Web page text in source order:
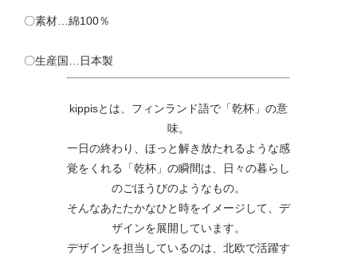
〇素材…綿100％
〇生産国…日本製
kippisとは、フィンランド語で「乾杯」の意
味。
一日の終わり、ほっと解き放たれるような感
覚をくれる「乾杯」の瞬間は、日々の暮らし
のごほうびのようなもの。
そんなあたたかなひと時をイメージして、デ
ザインを展開しています。
デザインを担当しているのは、北欧で活躍す